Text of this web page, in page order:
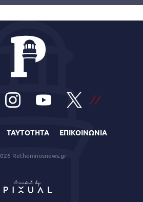
ΤΑΥΤΟΤΗΤΑ ΕΠΙΚΟΙΝΩΝΙΑ
Rethemnosnews.gr